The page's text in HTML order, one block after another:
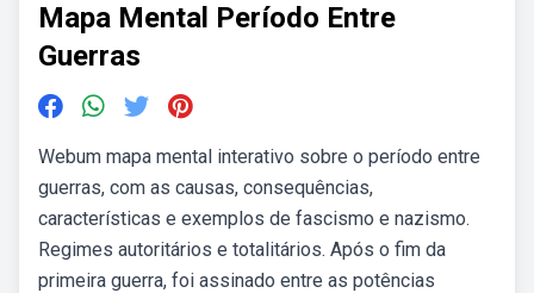
Mapa Mental Período Entre
Guerras
Webum mapa mental interativo sobre o período entre
guerras, com as causas, consequências,
características e exemplos de fascismo e nazismo.
Regimes autoritários e totalitários. Após o fim da
primeira guerra, foi assinado entre as potências